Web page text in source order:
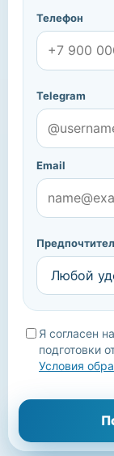
Телефон
Telegram
Email
Я согласен
подготовки
Условия